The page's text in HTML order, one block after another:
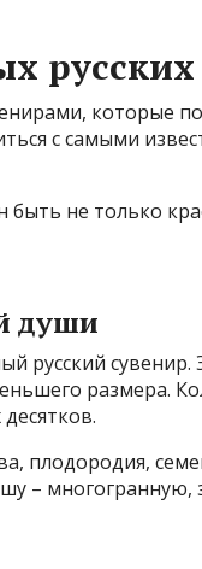
русских
которые
с самыми
быть не только
души
русский сувенир.
размера.
плодородия,
– многогранную,